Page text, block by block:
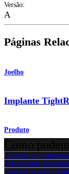
Versão:
A
Páginas
Joelho
Implante
Produto
Contacte um
Veja eventos,
Inscreva-se para